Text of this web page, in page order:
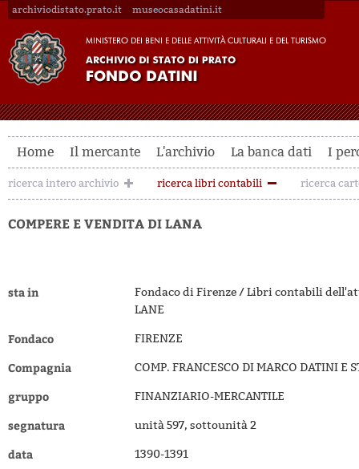
archiviodistato.prato.it museocasadatini.it
Home Il mercante L'archivio La banca dati I
ricerca intero archivio ricerca libri contabili ricerca
COMPERE E VENDITA DI LANA
sta in
Fondaco di Firenze / Libri contabili
LANE
Fondaco FIRENZE
Compagnia COMP. FRANCESCO DI MARCO DATINI E
gruppo FINANZIARIO-MERCANTILE
segnatura unità 597, sottounità 2
data 1390-1391